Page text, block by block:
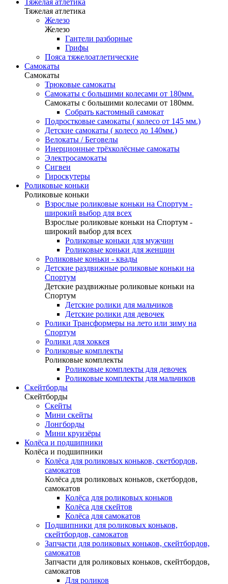
Тяжелая атлетика
Тяжелая атлетика
Железо
Железо
Гантели разборные
Грифы
Пояса тяжелоатлетические
Самокаты
Самокаты
Трюковые самокаты
Самокаты с большими колесами от 180мм.
Самокаты с большими колесами от 180мм.
Собрать кастомный самокат
Подростковые самокаты ( колесо от 145 мм.)
Детские самокаты ( колесо до 140мм.)
Велокаты / Беговелы
Инерционные трёхколёсные самокаты
Электросамокаты
Сигвеи
Гироскутеры
Роликовые коньки
Роликовые коньки
Взрослые роликовые коньки на Спортум -
широкий выбор для всех
Взрослые роликовые коньки на Спортум -
широкий выбор для всех
Роликовые коньки для мужчин
Роликовые коньки для женщин
Роликовые коньки - квады
Детские раздвижные роликовые коньки на
Спортум
Детские раздвижные роликовые коньки на
Спортум
Детские ролики для мальчиков
Детские ролики для девочек
Ролики Трансформеры на лето или зиму на
Спортум
Ролики для хоккея
Роликовые комплекты
Роликовые комплекты
Роликовые комплекты для девочек
Роликовые комплекты для мальчиков
Скейтборды
Скейтборды
Скейты
Мини скейты
Лонгборды
Мини круизёры
Колёса и подшипники
Колёса и подшипники
Колёса для роликовых коньков, скетбордов,
самокатов
Колёса для роликовых коньков, скетбордов,
самокатов
Колёса для роликовых коньков
Колёса для скейтов
Колёса для самокатов
Подшипники для роликовых коньков,
скейтбордов, самокатов
Запчасти для роликовых коньков, скейтбордов,
самокатов
Запчасти для роликовых коньков, скейтбордов,
самокатов
Для роликов